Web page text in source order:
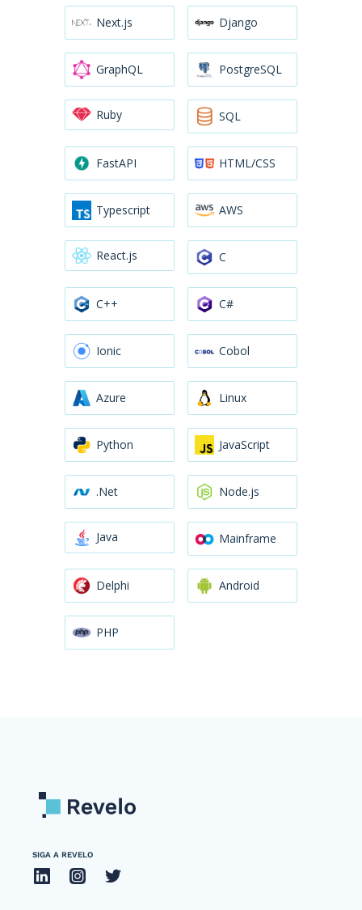
Next.js Django
GraphQL PostgreSQL
Ruby SQL
FastAPI HTML/CSS
Typescript AWS
React.js C
C++ C#
Ionic Cobol
Azure Linux
Python JavaScript
.Net Node.js
Java Mainframe
Delphi Android
PHP
SIGA A REVELO